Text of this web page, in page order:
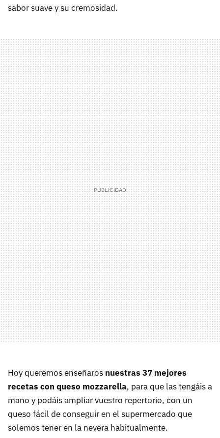
sabor suave y su cremosidad.
Hoy queremos enseñaros nuestras 37 mejores
recetas con queso mozzarella, para que las tengáis a
mano y podáis ampliar vuestro repertorio, con un
queso fácil de conseguir en el supermercado que
solemos tener en la nevera habitualmente.